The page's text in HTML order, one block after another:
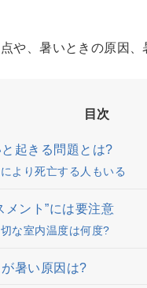
や、暑いときの原因、
目次
起きる問題とは?
より死亡する人もいる
メント”には要注意
な室内温度は何度?
暑い原因は?